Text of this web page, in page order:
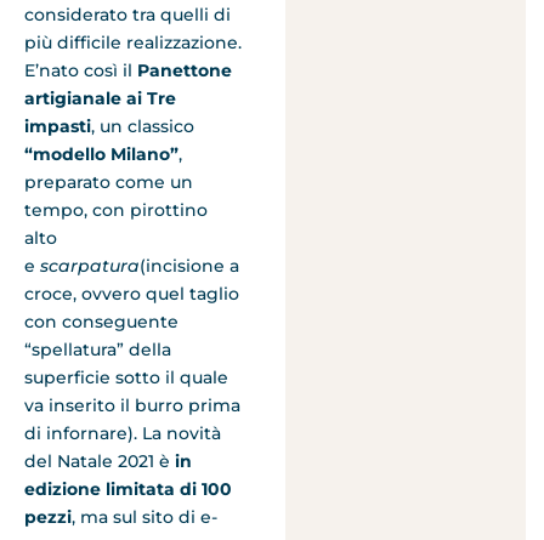
considerato tra quelli di
più difficile realizzazione.
E’nato così il Panettone
artigianale ai Tre
impasti, un classico
“modello Milano”,
preparato come un
tempo, con pirottino
alto
e scarpatura(incisione a
croce, ovvero quel taglio
con conseguente
“spellatura” della
superficie sotto il quale
va inserito il burro prima
di infornare). La novità
del Natale 2021 è in
edizione limitata di 100
pezzi, ma sul sito di e-